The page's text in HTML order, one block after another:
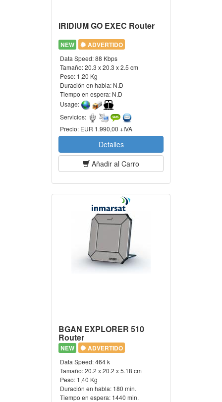
IRIDIUM GO EXEC Router
NEW ADVERTIDO
Data Speed:88 Kbps
Tamaño:20.3 x 20.3 x 2.5 cm
Peso: 1,20 Kg
Duración en habla: N.D
Tiempo en espera: N.D
Usage:
Servicios:
Precio: EUR 1.990,00 +IVA
Detalles
Añadir al Carro
BGAN EXPLORER 510
Router
NEW ADVERTIDO
Data Speed:464 k
Tamaño:20.2 x 20.2 x 5.18 cm
Peso: 1,40 Kg
Duración en habla: 180 min.
Tiempo en espera: 1440 min.